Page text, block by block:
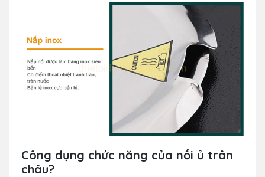
Công dụng chức năng của nồi ủ trân
châu?